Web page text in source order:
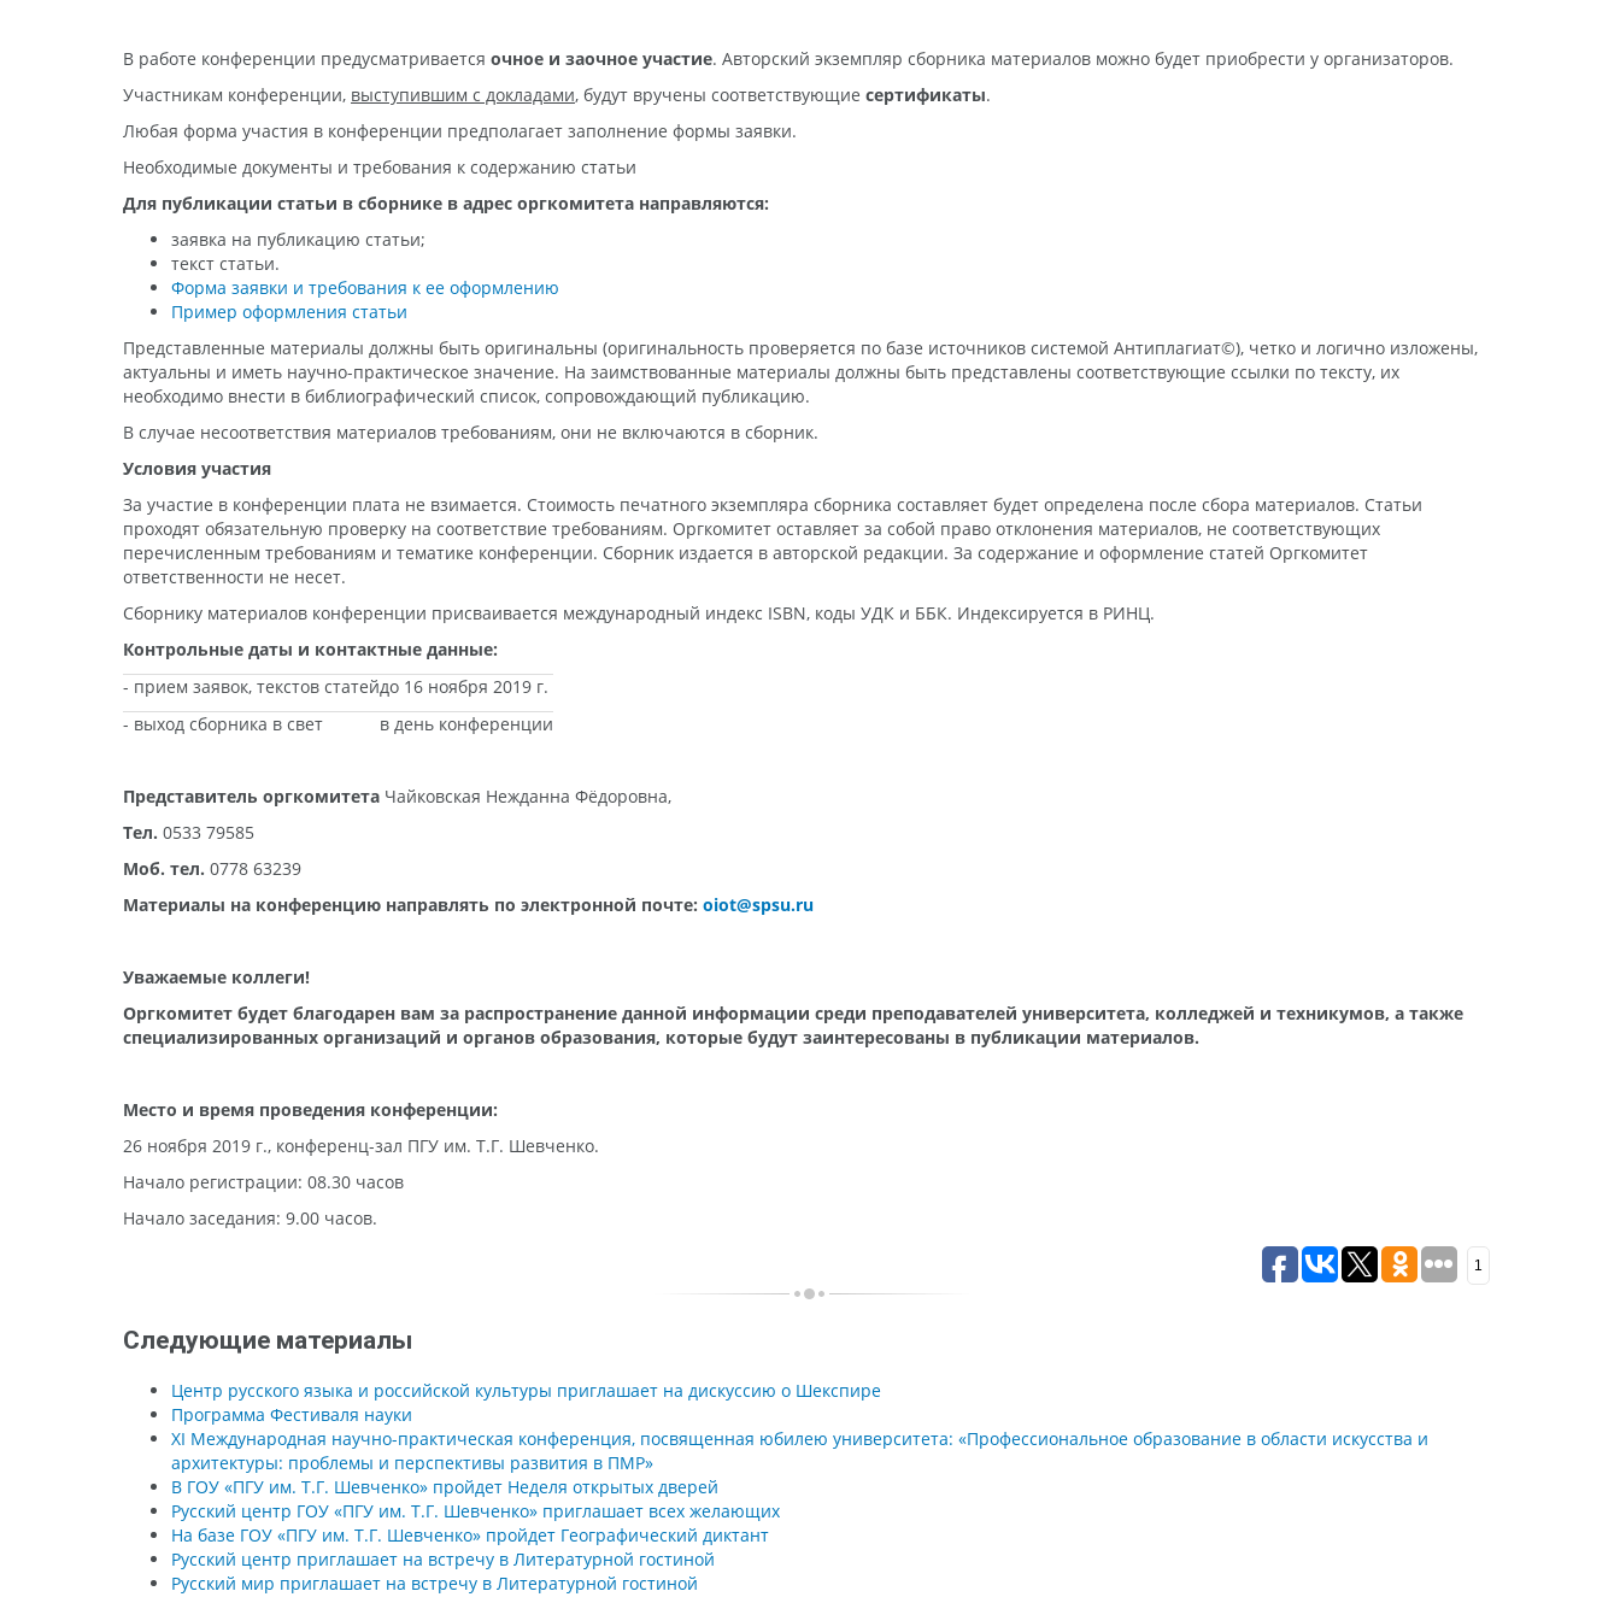
В работе конференции предусматривается очное и заочное участие. Авторский экземпляр сборника материалов можно будет приобрести у организаторов.
Участникам конференции, выступившим с докладами, будут вручены соответствующие сертификаты.
Любая форма участия в конференции предполагает заполнение формы заявки.
Необходимые документы и требования к содержанию статьи
Для публикации статьи в сборнике в адрес оргкомитета направляются:
заявка на публикацию статьи;
текст статьи.
Форма заявки и требования к ее оформлению
Пример оформления статьи
Представленные материалы должны быть оригинальны (оригинальность проверяется по базе источников системой Антиплагиат©), четко и логично изложены,
актуальны и иметь научно-практическое значение. На заимствованные материалы должны быть представлены соответствующие ссылки по тексту, их
необходимо внести в библиографический список, сопровождающий публикацию.
В случае несоответствия материалов требованиям, они не включаются в сборник.
Условия участия
За участие в конференции плата не взимается. Стоимость печатного экземпляра сборника составляет будет определена после сбора материалов. Статьи
проходят обязательную проверку на соответствие требованиям. Оргкомитет оставляет за собой право отклонения материалов, не соответствующих
перечисленным требованиям и тематике конференции. Сборник издается в авторской редакции. За содержание и оформление статей Оргкомитет
ответственности не несет.
Сборнику материалов конференции присваивается международный индекс ISBN, коды УДК и ББК. Индексируется в РИНЦ.
Контрольные даты и контактные данные:
- прием заявок, текстов статейдо 16 ноября 2019 г.
- выход сборника в свет
в день конференции
Представитель оргкомитета Чайковская Нежданна Фёдоровна,
Тел. 0533 79585
Моб. тел. 0778 63239
Материалы на конференцию направлять по электронной почте: oiot@spsu.ru
Уважаемые коллеги!
Оргкомитет будет благодарен вам за распространение данной информации среди преподавателей университета, колледжей и техникумов, а также
специализированных организаций и органов образования, которые будут заинтересованы в публикации материалов.
Место и время проведения конференции:
26 ноября 2019 г., конференц-зал ПГУ им. Т.Г. Шевченко.
Начало регистрации: 08.30 часов
Начало заседания: 9.00 часов.
1
Следующие материалы
Центр русского языка и российской культуры приглашает на дискуссию о Шекспире
Программа Фестиваля науки
XI Международная научно-практическая конференция, посвященная юбилею университета: «Профессиональное образование в области искусства и
архитектуры: проблемы и перспективы развития в ПМР»
В ГОУ «ПГУ им. Т.Г. Шевченко» пройдет Неделя открытых дверей
Русский центр ГОУ «ПГУ им. Т.Г. Шевченко» приглашает всех желающих
На базе ГОУ «ПГУ им. Т.Г. Шевченко» пройдет Географический диктант
Русский центр приглашает на встречу в Литературной гостиной
Русский мир приглашает на встречу в Литературной гостиной